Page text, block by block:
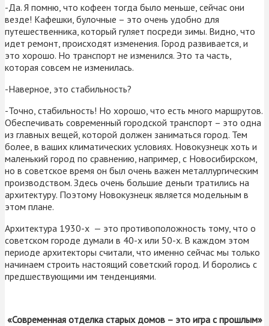
-Да. Я помню, что кофеен тогда было меньше, сейчас они
везде! Кафешки, булочные – это очень удобно для
путешественника, который гуляет посреди зимы. Видно, что
идет ремонт, происходят изменения. Город развивается, и
это хорошо. Но транспорт не изменился. Это та часть,
которая совсем не изменилась.
-Наверное, это стабильность?
-Точно, стабильность! Но хорошо, что есть много маршрутов.
Обеспечивать современный городской транспорт – это одна
из главных вещей, которой должен заниматься город. Тем
более, в ваших климатических условиях. Новокузнецк хоть и
маленький город по сравнению, например, с Новосибирском,
но в советское время он был очень важен металлургическим
производством. Здесь очень большие деньги тратились на
архитектуру. Поэтому Новокузнецк является модельным в
этом плане.
Архитектура 1930-х — это противоположность тому, что о
советском городе думали в 40-х или 50-х. В каждом этом
периоде архитекторы считали, что именно сейчас мы только
начинаем строить настоящий советский город. И боролись с
предшествующими им тенденциями.
«Современная отделка старых домов – это игра с прошлым»